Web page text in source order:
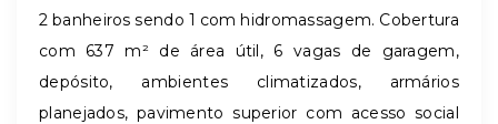
2 banheiros sendo 1 com hidromassagem. Cobertura
com 637 m² de área útil, 6 vagas de garagem,
depósito, ambientes climatizados, armários
planejados, pavimento superior com acesso social